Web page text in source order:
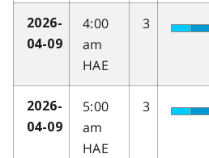
2026-
04-09
4:00
am
HAE
3
2026-
04-09
5:00
am
HAE
3